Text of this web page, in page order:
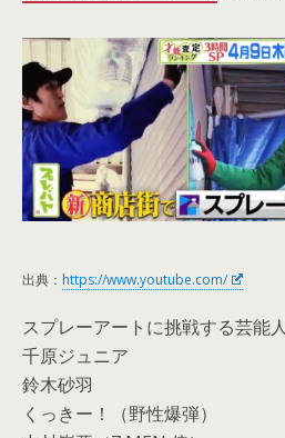
出典： https://www.youtube.com/
スプレーアートに挑戦する芸能
千原ジュニア
鈴木砂羽
くっきー！（野性爆弾）